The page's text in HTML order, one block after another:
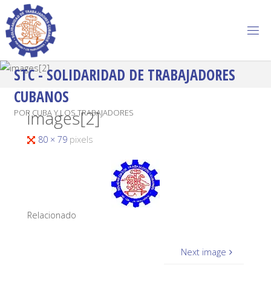
STC - SOLIDARIDAD DE TRABAJADORES
CUBANOS
POR CUBA Y LOS TRABAJADORES
images[2]
80 × 79 pixels
Relacionado
Next image